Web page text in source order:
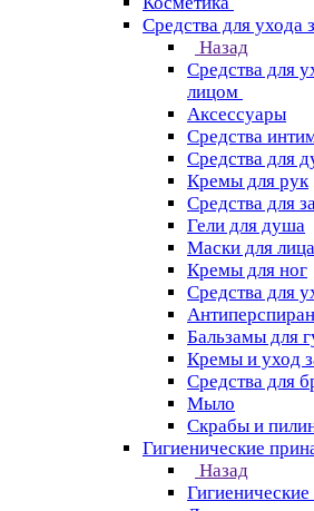
Средства для ухода
Назад
Средства для
лицом
Аксессуары
Средства
Средства для
Кремы для рук
Средства для
Гели для душа
Маски для лица
Кремы для ног
Средства для
Бальзамы для
Кремы и уход
Средства для
Мыло
Скрабы и
Гигиенические
Назад